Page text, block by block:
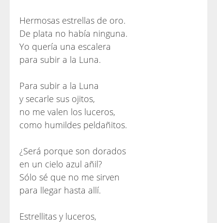
Hermosas estrellas de oro.
De plata no había ninguna.
Yo quería una escalera
para subir a la Luna.
Para subir a la Luna
y secarle sus ojitos,
no me valen los luceros,
como humildes peldañitos.
¿Será porque son dorados
en un cielo azul añil?
Sólo sé que no me sirven
para llegar hasta allí.
Estrellitas y luceros,